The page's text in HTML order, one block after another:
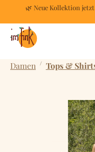
Zum Hauptinhalt
🌿 Neue Kollektion
Damen / Tops &
Bildergalerie